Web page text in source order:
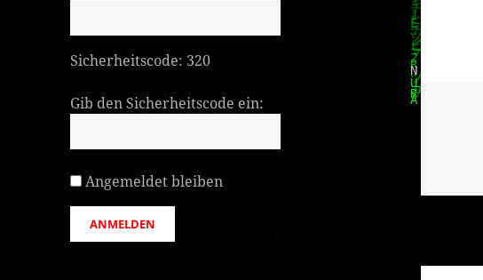
Sicherheitscode: 320
Gib den Sicherheitscode ein:
Angemeldet bleiben
ANMELDEN